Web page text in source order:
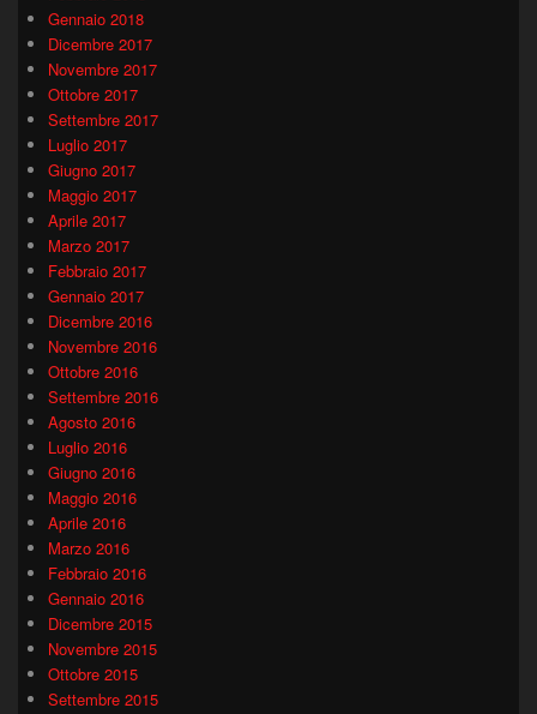
Gennaio 2018
Dicembre 2017
Novembre 2017
Ottobre 2017
Settembre 2017
Luglio 2017
Giugno 2017
Maggio 2017
Aprile 2017
Marzo 2017
Febbraio 2017
Gennaio 2017
Dicembre 2016
Novembre 2016
Ottobre 2016
Settembre 2016
Agosto 2016
Luglio 2016
Giugno 2016
Maggio 2016
Aprile 2016
Marzo 2016
Febbraio 2016
Gennaio 2016
Dicembre 2015
Novembre 2015
Ottobre 2015
Settembre 2015